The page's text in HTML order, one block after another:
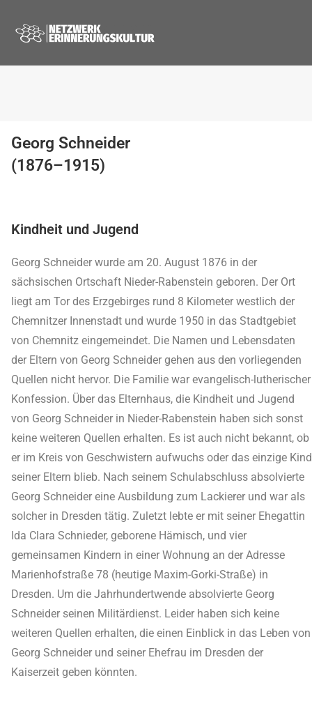
Georg Schneider
(1876–1915)
Kindheit und Jugend
Georg Schneider wurde am 20. August 1876 in der
sächsischen Ortschaft Nieder-Rabenstein geboren. Der Ort
liegt am Tor des Erzgebirges rund 8 Kilometer westlich der
Chemnitzer Innenstadt und wurde 1950 in das Stadtgebiet
von Chemnitz eingemeindet. Die Namen und Lebensdaten
der Eltern von Georg Schneider gehen aus den vorliegenden
Quellen nicht hervor. Die Familie war evangelisch-lutherischer
Konfession. Über das Elternhaus, die Kindheit und Jugend
von Georg Schneider in Nieder-Rabenstein haben sich sonst
keine weiteren Quellen erhalten. Es ist auch nicht bekannt, ob
er im Kreis von Geschwistern aufwuchs oder das einzige Kind
seiner Eltern blieb. Nach seinem Schulabschluss absolvierte
Georg Schneider eine Ausbildung zum Lackierer und war als
solcher in Dresden tätig. Zuletzt lebte er mit seiner Ehegattin
Ida Clara Schnieder, geborene Hämisch, und vier
gemeinsamen Kindern in einer Wohnung an der Adresse
Marienhofstraße 78 (heutige Maxim-Gorki-Straße) in
Dresden. Um die Jahrhundertwende absolvierte Georg
Schneider seinen Militärdienst. Leider haben sich keine
weiteren Quellen erhalten, die einen Einblick in das Leben von
Georg Schneider und seiner Ehefrau im Dresden der
Kaiserzeit geben könnten.